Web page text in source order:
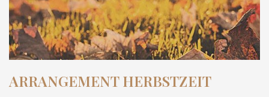
ARRANGEMENT HERBSTZEIT